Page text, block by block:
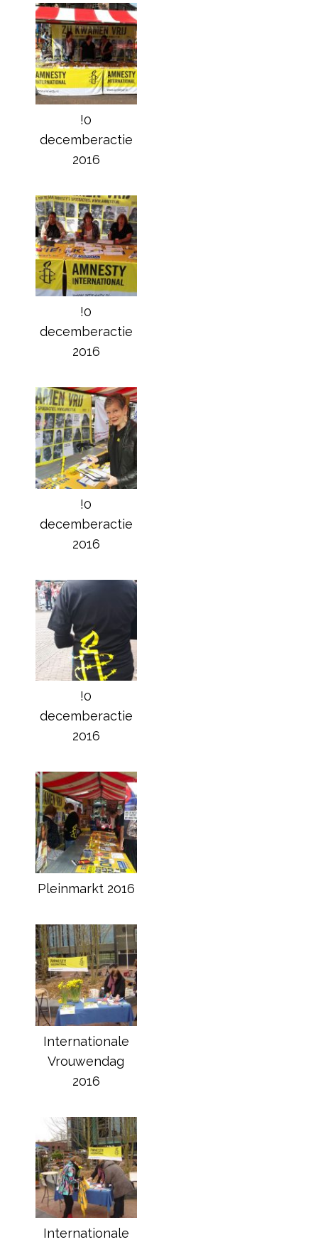
!0
decemberactie
2016
!0
decemberactie
2016
!0
decemberactie
2016
!0
decemberactie
2016
Pleinmarkt 2016
Internationale
Vrouwendag
2016
Internationale